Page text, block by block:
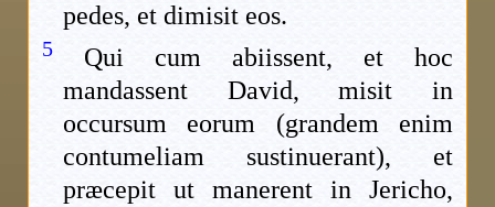
pedes, et dimisit eos.
5
Qui cum abiissent, et hoc
mandassent David, misit in
occursum eorum (grandem enim
contumeliam sustinuerant), et
præcepit ut manerent in Jericho,